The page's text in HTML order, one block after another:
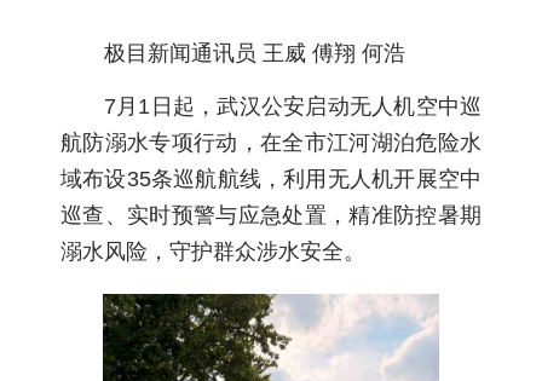
极目新闻通讯员 王威 傅翔 何浩
7月1日起，武汉公安启动无人机空中巡
航防溺水专项行动，在全市江河湖泊危险水
域布设35条巡航航线，利用无人机开展空中
巡查、实时预警与应急处置，精准防控暑期
溺水风险，守护群众涉水安全。